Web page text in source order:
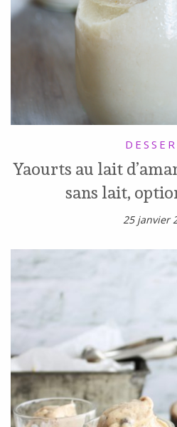
Yaourts au lait
sans lait,
25 janvier